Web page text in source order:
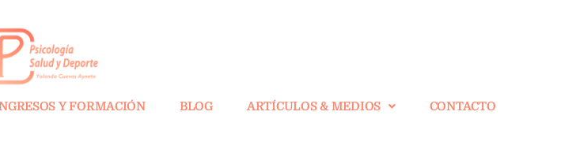
Y FORMACIÓN BLOG ARTÍCULOS & MEDIOS CONTACTO